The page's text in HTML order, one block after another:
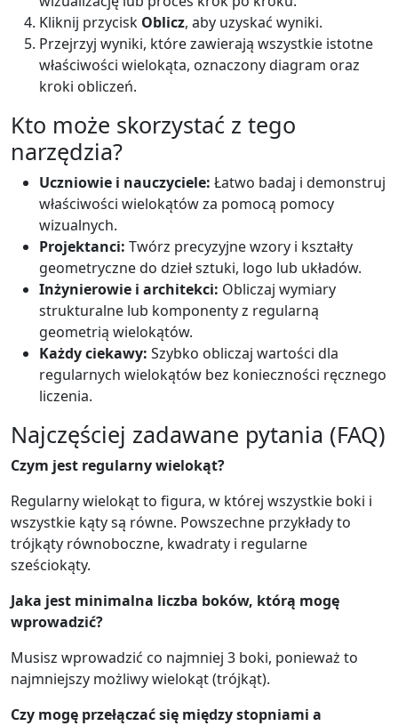
Kliknij przycisk Oblicz, aby uzyskać wyniki.
Przejrzyj wyniki, które zawierają wszystkie istotne
właściwości wielokąta, oznaczony diagram oraz
kroki obliczeń.
Kto może skorzystać z tego
narzędzia?
Uczniowie i nauczyciele: Łatwo badaj i demonstruj
właściwości wielokątów za pomocą pomocy
wizualnych.
Projektanci: Twórz precyzyjne wzory i kształty
geometryczne do dzieł sztuki, logo lub układów.
Inżynierowie i architekci: Obliczaj wymiary
strukturalne lub komponenty z regularną
geometrią wielokątów.
Każdy ciekawy: Szybko obliczaj wartości dla
regularnych wielokątów bez konieczności ręcznego
liczenia.
Najczęściej zadawane pytania (FAQ)
Czym jest regularny wielokąt?
Regularny wielokąt to figura, w której wszystkie boki i
wszystkie kąty są równe. Powszechne przykłady to
trójkąty równoboczne, kwadraty i regularne
sześciokąty.
Jaka jest minimalna liczba boków, którą mogę
wprowadzić?
Musisz wprowadzić co najmniej 3 boki, ponieważ to
najmniejszy możliwy wielokąt (trójkąt).
Czy mogę przełączać się między stopniami a